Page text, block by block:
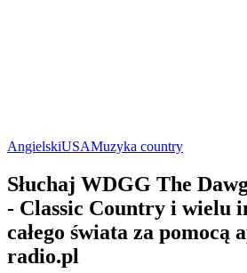
AngielskiUSAMuzyka country
Słuchaj WDGG The
- Classic Country i wielu
całego świata za pomocą
radio.pl